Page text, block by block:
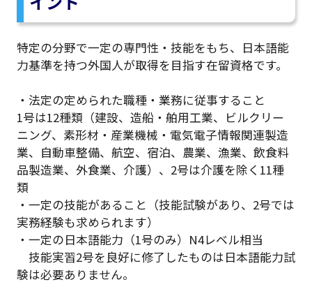
特定の分野で一定の専門性・技能をもち、日本語能
力基準を持つ外国人が取得を目指す在留資格です。
・法定の定められた職種・業務に従事すること
1号は12種類（建設、造船・舶用工業、ビルクリー
ニング、素形材・産業機械・電気電子情報関連製造
業、自動車整備、航空、宿泊、農業、漁業、飲食料
品製造業、外食業、介護）、2号は介護を除く11種
類
・一定の技能があること（技能試験があり、2号では
実務経験も求められます）
・一定の日本語能力（1号のみ）N4レベル相当
技能実習2号を良好に修了したものは日本語能力試
験は必要ありません。